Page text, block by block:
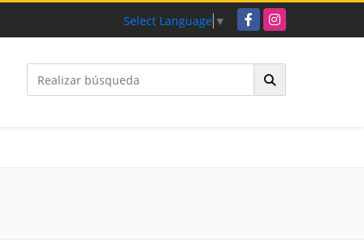
Select Language ▼ FacebookInstagram